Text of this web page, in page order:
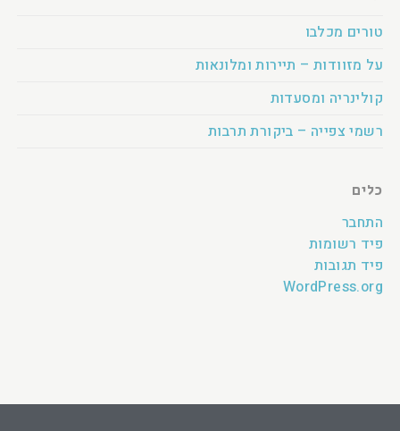
טורים מכלבו
על מזוודות – תיירות ומלונאות
קולינריה ומסעדות
רשמי צפייה – ביקורת תרבות
כלים
התחבר
פיד רשומות
פיד תגובות
WordPress.org